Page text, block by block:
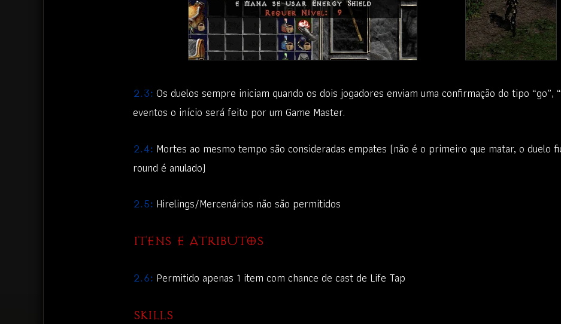
2.3: Os duelos sempre iniciam quando os dois jogadores enviam uma confirmação do tipo “go”,
eventos o início será feito por um Game Master.
2.4: Mortes ao mesmo tempo são consideradas empates (não é o primeiro que matar, o duelo
round é anulado)
2.5: Hirelings/Mercenários não são permitidos
ITENS E ATRIBUTOS
2.6: Permitido apenas 1 item com chance de cast de Life Tap
SKILLS